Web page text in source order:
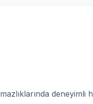
deneyimli